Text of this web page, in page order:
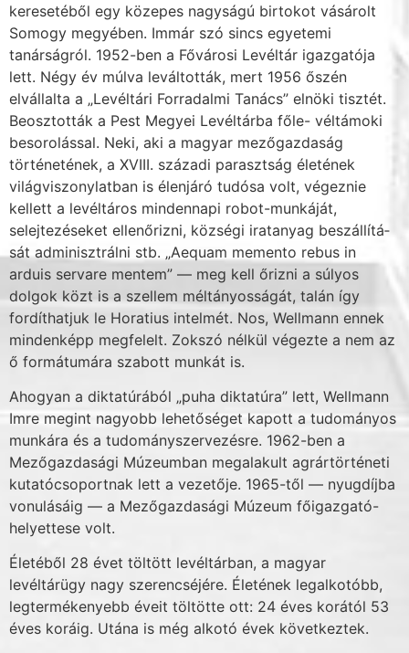
keresetéből egy közepes nagy­ságú birtokot vásárolt
Somogy megyében. Immár szó sincs egyetemi
tanárságról. 1952-ben a Fővárosi Levéltár igazgatója
lett. Négy év múlva leváltották, mert 1956 őszén
elvállalta a „Levéltári Forradalmi Tanács” elnöki tisztét.
Beosztották a Pest Megyei Levéltárba főle- véltámoki
besorolással. Neki, aki a magyar mezőgazdaság
történetének, a XVIII. századi parasztság életének
világviszonylatban is élenjáró tudósa volt, végeznie
kellett a levéltáros mindennapi robot-munkáját,
selejtezéseket ellenőrizni, községi iratanyag beszállítá­
sát adminisztrálni stb. „Aequam memento rebus in
arduis servare mentem” — meg kell őrizni a súlyos
dolgok közt is a szellem méltányosságát, talán így
fordíthatjuk le Horatius intelmét. Nos, Wellmann ennek
mindenképp megfelelt. Zokszó nélkül végezte a nem az
ő formátumára szabott munkát is.
Ahogyan a diktatúrából „puha diktatúra” lett, Wellmann
Imre megint nagyobb lehető­séget kapott a tudományos
munkára és a tudományszervezésre. 1962-ben a
Mezőgazdasági Múzeumban megalakult agrártörténeti
kutatócsoportnak lett a vezetője. 1965-től — nyug­díjba
vonulásáig — a Mezőgazdasági Múzeum főigazgató-
helyettese volt.
Életéből 28 évet töltött levéltárban, a magyar
levéltárügy nagy szerencséjére. Életének legalkotóbb,
legtermékenyebb éveit töltötte ott: 24 éves korától 53
éves koráig. Utána is még alkotó évek következtek.